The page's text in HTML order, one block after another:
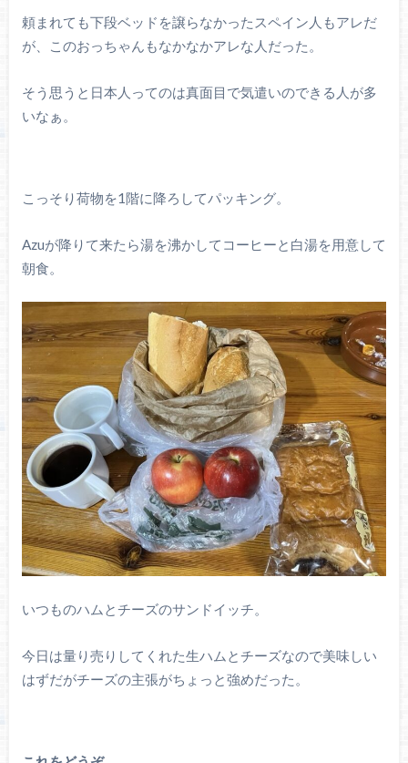
頼まれても下段ベッドを譲らなかったスペイン人もアレだ
が、このおっちゃんもなかなかアレな人だった。
そう思うと日本人ってのは真面目で気遣いのできる人が多
いなぁ。
こっそり荷物を1階に降ろしてパッキング。
Azuが降りて来たら湯を沸かしてコーヒーと白湯を用意して
朝食。
いつものハムとチーズのサンドイッチ。
今日は量り売りしてくれた生ハムとチーズなので美味しい
はずだがチーズの主張がちょっと強めだった。